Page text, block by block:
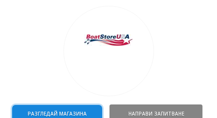
РАЗГЛЕДАЙ МАГАЗИНА НАПРАВИ ЗАПИТВАНЕ